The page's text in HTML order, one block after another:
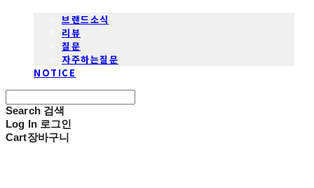
브랜드소식
리뷰
질문
자주하는질문
NOTICE
Search 검색
Log In 로그인
Cart장바구니